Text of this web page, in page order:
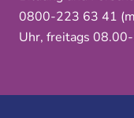
0800-223 63 41
Uhr, freitags